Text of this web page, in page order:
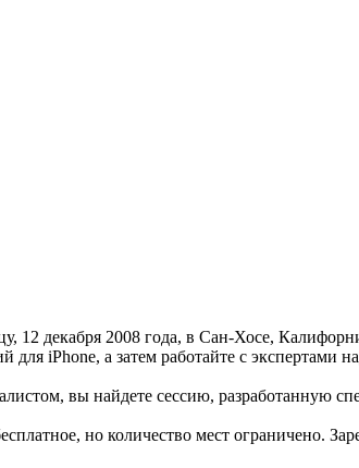
12 декабря 2008 года, в Сан-Хосе,
iPhone, а затем работайте с экспертами
вы найдете сессию, разработанную
но количество мест ограничено.